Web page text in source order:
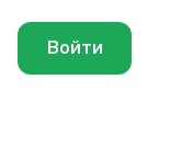
Войти